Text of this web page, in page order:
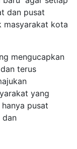
dan pusat
masyarakat kota
mengucapkan
terus
yang
pusat
dan